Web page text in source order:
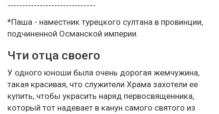
------------------------------
*Паша - наместник турецкого султана в провинции,
подчиненной Османской империи.
Чти отца своего
У одного юноши была очень дорогая жемчужина,
такая красивая, что служители Храма захотели ее
купить, чтобы украсить наряд первосвященника,
который тот надевает в канун самого святого из